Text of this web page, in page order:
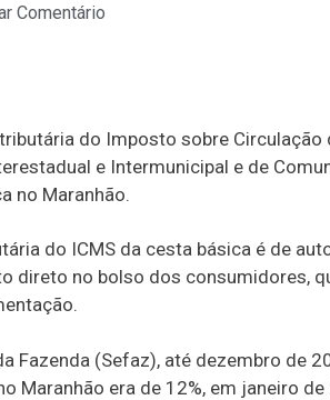
Comentário
do Imposto sobre Circulação
e Intermunicipal e de
no Maranhão.
do ICMS da cesta básica é de
direto no bolso dos consumidores,
Fazenda (Sefaz), até dezembro de
Maranhão era de 12%, em janeiro